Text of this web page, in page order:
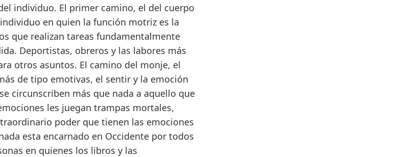
individuo. El primer camino, el del cuerpo
en quien la función motriz es la
que realizan tareas fundamentalmente
Deportistas, obreros y las labores más
otros asuntos. El camino del monje, el
de tipo emotivas, el sentir y la emoción
circunscriben más que nada a aquello que
les juegan trampas mortales,
poder que tienen las emociones
esta encarnado en Occidente por todos
en quienes los libros y las